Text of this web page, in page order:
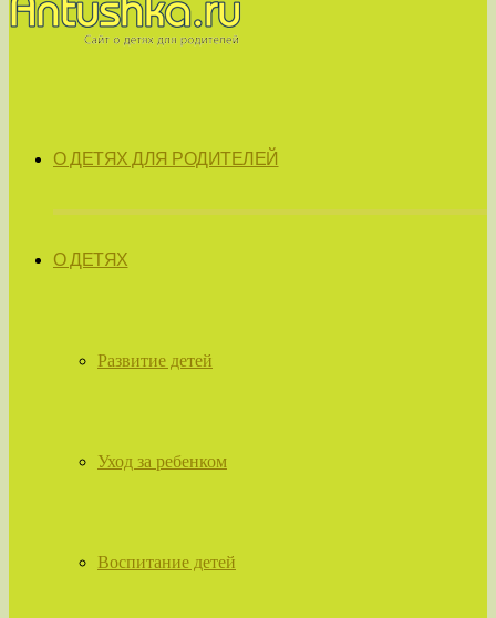
О ДЕТЯХ ДЛЯ РОДИТЕЛЕЙ
О ДЕТЯХ
Развитие детей
Уход за ребенком
Воспитание детей